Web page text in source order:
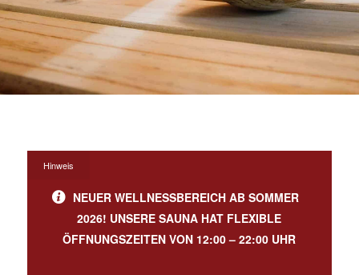
Hinweis
NEUER WELLNESSBEREICH AB SOMMER
2026! UNSERE SAUNA HAT FLEXIBLE
ÖFFNUNGSZEITEN VON 12:00 – 22:00 UHR